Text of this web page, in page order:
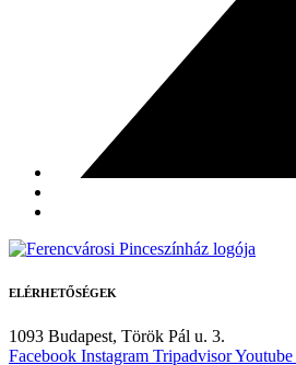
ELÉRHETŐSÉGEK
1093 Budapest, Török Pál u. 3.
Facebook Instagram TripadvisorYoutube